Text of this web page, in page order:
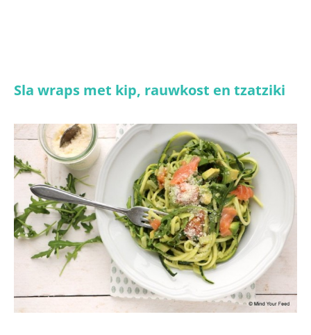
Sla wraps met kip, rauwkost en tzatziki